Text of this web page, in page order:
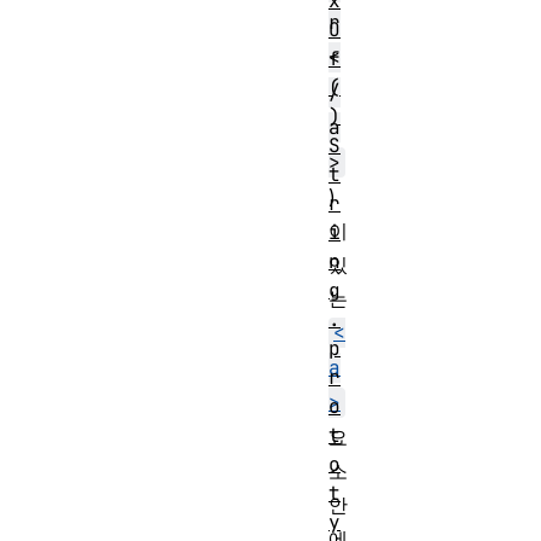
r
<
/
a
>
)
이
있
는
<
a
>
요
소
안
O
f
(
)
S
t
r
i
n
g
.
p
r
o
t
o
t
y